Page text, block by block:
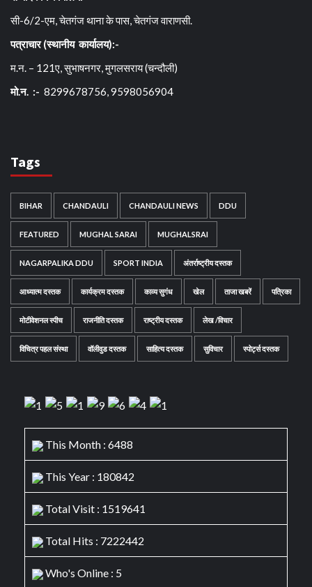
सी-6/2-एम, चेतगंज थाना के पास, चेतगंज वाराणसी.
पत्राचार (स्थानीय कार्यालय):-
म.न. – 121ए, सुभाषनगर, मुगलसराय (चन्दौली)
मो.न. :- 8299678756, 9598056904
Tags
BIHAR CHANDAULI CHANDAULI NEWS DDU
FEATURED MUGHAL SARAI MUGHALSRAI
NAGARPALIKA DDU SPORT INDIA अंतर्राष्ट्रीय दस्तक
आध्यात्म दस्तक कार्यक्रम दस्तक काव्य सुगंध खेल ताजा खबरें पत्रिका
मोटीवेशनल स्पीच राजनीति दस्तक राष्ट्रीय दस्तक लेख /विचार
विचित्र पहल संस्था वॉलीवुड दस्तक साहित्य दस्तक सुविचार स्पोर्ट्स दस्तक
This Month : 6488
This Year : 180842
Total Visit : 1519641
Total Hits : 7222442
Who's Online : 5